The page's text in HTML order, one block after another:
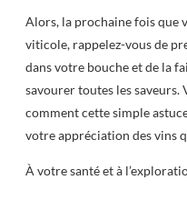
Alors, la prochaine fois que
viticole, rappelez-vous de
dans votre bouche et de la
savourer toutes les saveurs.
comment cette simple
votre appréciation des vins
À votre santé et à